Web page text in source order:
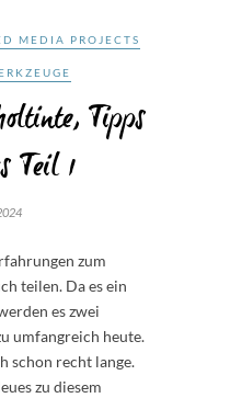
MEDIA PROJECTS
Tipps
Teil 1
zum
teilen. Da es ein
es zwei
umfangreich heute.
schon recht lange.
zu diesem